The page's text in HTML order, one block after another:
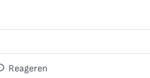
Reageren